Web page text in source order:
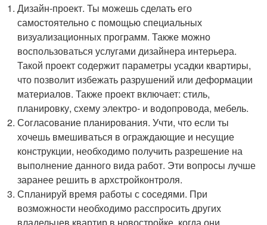
Дизайн-проект. Ты можешь сделать его
самостоятельно с помощью специальных
визуализационных программ. Также можно
воспользоваться услугами дизайнера интерьера.
Такой проект содержит параметры усадки квартиры,
что позволит избежать разрушений или деформации
материалов. Также проект включает: стиль,
планировку, схему электро- и водопровода, мебель.
Согласование планирования. Учти, что если ты
хочешь вмешиваться в ограждающие и несущие
конструкции, необходимо получить разрешение на
выполнение данного вида работ. Эти вопросы лучше
заранее решить в архстройконтроля.
Спланируй время работы с соседями. При
возможности необходимо расспросить других
владельцев квартир в новостройке, когда они